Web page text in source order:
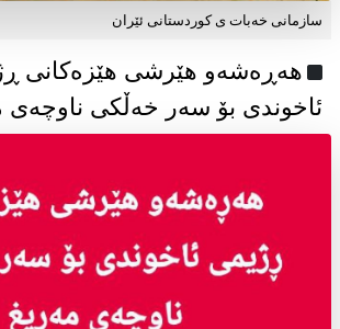
سازمانی خەبات ی كوردستانی ئێران
هەڕەشەو هێرشی هێزەکانی
ئاخوندی بۆ سەر خەڵکی ناوچەی